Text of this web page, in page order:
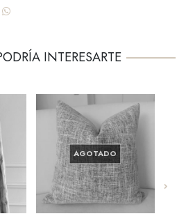
INTERESARTE
AGOTADO